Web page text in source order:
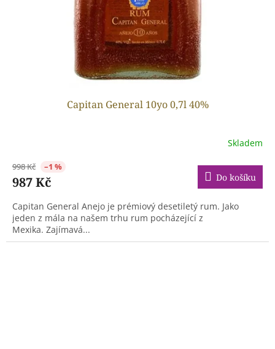
Capitan General 10yo 0,7l 40%
Skladem
998 Kč –1 %
987 Kč Do košíku
Capitan General Anejo je prémiový desetiletý rum. Jako
jeden z mála na našem trhu rum pocházející z
Mexika. Zajímavá...